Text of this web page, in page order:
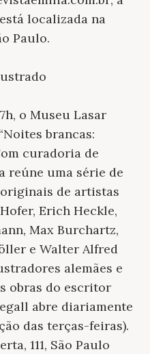
localizada na
Paulo.
o Museu Lasar
brancas:
curadoria de
reúne uma série de
de artistas
Erich Heckle,
Max Burchartz,
e Walter Alfred
alemães e
obras do escritor
abre diariamente
das terças-feiras).
111, São Paulo